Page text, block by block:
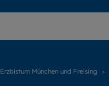
Erzbistum München und Freising